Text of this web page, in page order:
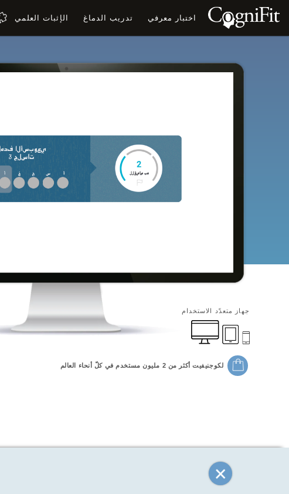
اختبار معرفي تدريب الدماغ الإثبات العلمي
جهاز متعدّد الاستخدام
لكوجنيفيت أكثر من 2 مليون مستخدم في كلّ أنحاء العالم